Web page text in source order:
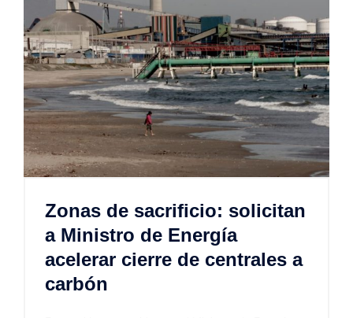
Zonas de sacrificio: solicitan
a Ministro de Energía
acelerar cierre de centrales a
carbón